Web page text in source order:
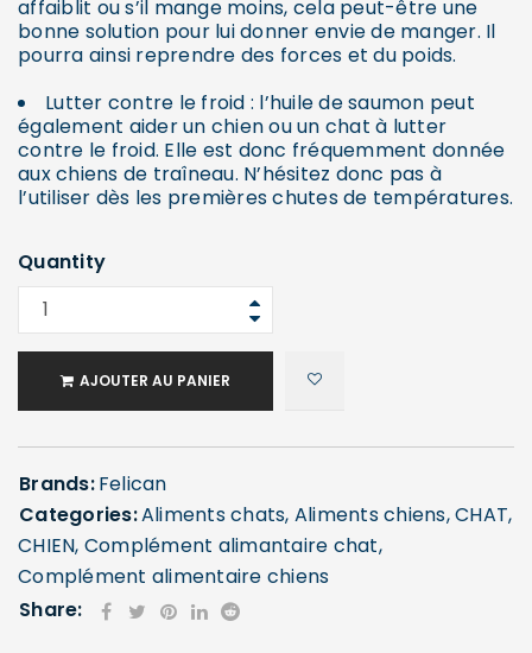
affaiblit ou s’il mange moins, cela peut-être une
bonne solution pour lui donner envie de manger. Il
pourra ainsi reprendre des forces et du poids.
Lutter contre le froid : l’huile de saumon peut
également aider un chien ou un chat à lutter
contre le froid. Elle est donc fréquemment donnée
aux chiens de traîneau. N’hésitez donc pas à
l’utiliser dès les premières chutes de températures.
Quantity
AJOUTER AU PANIER
Brands:Felican
Categories:Aliments chats, Aliments chiens,CHAT,
CHIEN, Complément alimantaire chat,
Complément alimentaire chiens
Share: